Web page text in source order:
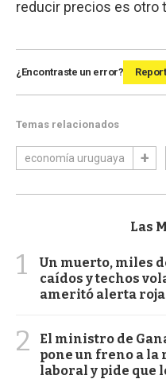
reducir precios es otro
¿Encontraste un error?
Temas relacionados
economía uruguaya
Las
1
Un muerto, miles
caídos y techos
ameritó alerta roja
2
El ministro de
pone un freno a la
laboral y pide que